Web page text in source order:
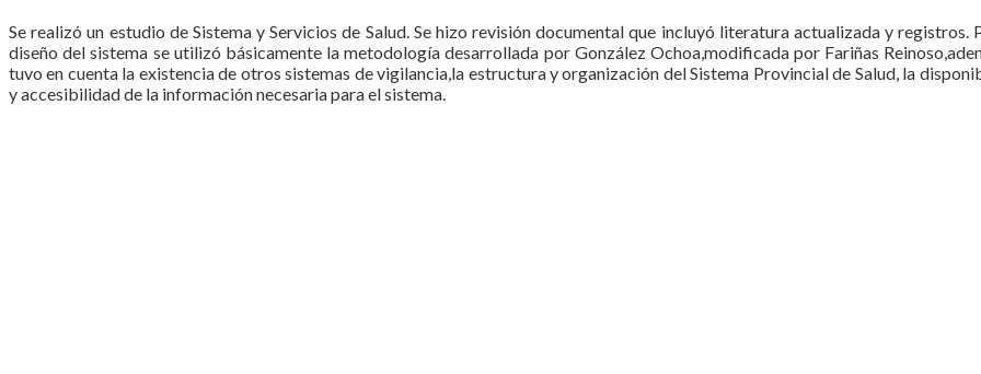
Se realizó un estudio de Sistema y Servicios de Salud. Se hizo revisión documental que incluyó literatura actualizada y registros.
diseño del sistema se utilizó básicamente la metodología desarrollada por González Ochoa,modificada por Fariñas
tuvo en cuenta la existencia de otros sistemas de vigilancia,la estructura y organización del Sistema Provincial de Salud, la
y accesibilidad de la información necesaria para el sistema.